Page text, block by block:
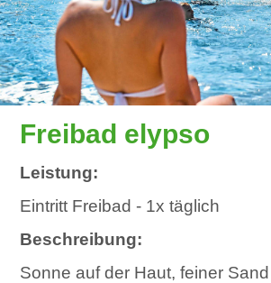
Freibad elypso
Leistung:
Eintritt Freibad - 1x täglich
Beschreibung:
Sonne auf der Haut, feiner